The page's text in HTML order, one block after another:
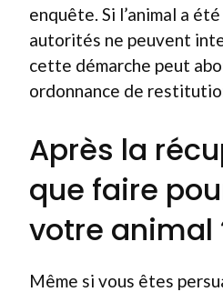
enquête. Si l’animal a
autorités ne peuvent
cette démarche peut
ordonnance de
Après la
que faire
votre animal
Même si vous êtes